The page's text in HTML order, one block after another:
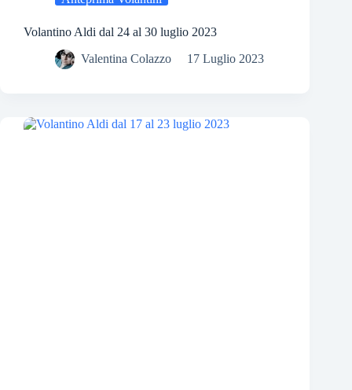
Volantino Aldi dal 24 al 30 luglio 2023
Valentina Colazzo 17 Luglio 2023